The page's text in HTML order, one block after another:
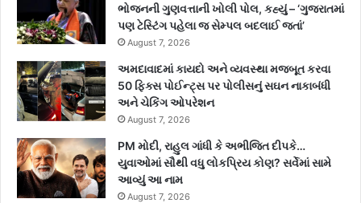
ભોજનની ગુણવત્તાની ખોલી પોલ, કહ્યું – ‘ગુજરાતમાં
પણ ટેસ્ટિંગ પહેલા જ સેમ્પલ બદલાઈ જતાં’
August 7, 2026
અમદાવાદમાં કાયદો અને વ્યવસ્થા મજબૂત કરવા
50 ફિક્સ પોઈન્ટ્સ પર પોલીસનું સઘન નાકાબંધી
અને ચેકિંગ ઓપરેશન
August 7, 2026
PM મોદી, રાહુલ ગાંધી કે અભીજિત દીપકે…
યુવાઓમાં સૌથી વધુ લોકપ્રિય કોણ? સર્વેમાં સામે
આવ્યું આ નામ
August 7, 2026